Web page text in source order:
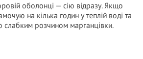
оболонці — сію відразу. Якщо
на кілька годин у теплій воді та
розчином марганцівки.